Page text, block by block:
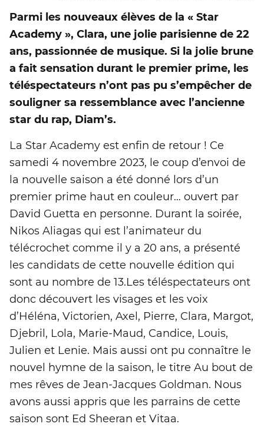
Parmi les nouveaux élèves de la « Star
Academy », Clara, une jolie parisienne de 22
ans, passionnée de musique. Si la jolie brune
a fait sensation durant le premier prime, les
téléspectateurs n’ont pas pu s’empêcher de
souligner sa ressemblance avec l’ancienne
star du rap, Diam’s.
La Star Academy est enfin de retour ! Ce
samedi 4 novembre 2023, le coup d’envoi de
la nouvelle saison a été donné lors d’un
premier prime haut en couleur… ouvert par
David Guetta en personne. Durant la soirée,
Nikos Aliagas qui est l’animateur du
télécrochet comme il y a 20 ans, a présenté
les candidats de cette nouvelle édition qui
sont au nombre de 13.Les téléspectateurs ont
donc découvert les visages et les voix
d’Héléna, Victorien, Axel, Pierre, Clara, Margot,
Djebril, Lola, Marie-Maud, Candice, Louis,
Julien et Lenie. Mais aussi ont pu connaître le
nouvel hymne de la saison, le titre Au bout de
mes rêves de Jean-Jacques Goldman. Nous
avons aussi appris que les parrains de cette
saison sont Ed Sheeran et Vitaa.